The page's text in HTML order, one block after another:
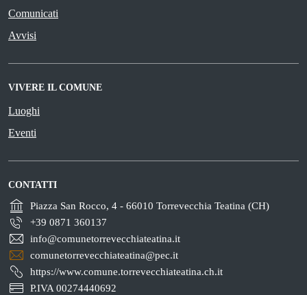
Comunicati
Avvisi
VIVERE IL COMUNE
Luoghi
Eventi
CONTATTI
Piazza San Rocco, 4 - 66010 Torrevecchia Teatina (CH)
+39 0871 360137
info@comunetorrevecchiateatina.it
comunetorrevecchiateatina@pec.it
https://www.comune.torrevecchiateatina.ch.it
P.IVA 00274440692